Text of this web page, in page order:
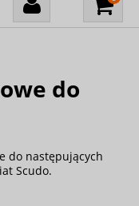
do
do następujących
Scudo.